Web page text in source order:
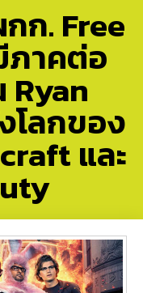
ก. Free
ภาคต่อ
Ryan
โลกของ
และ